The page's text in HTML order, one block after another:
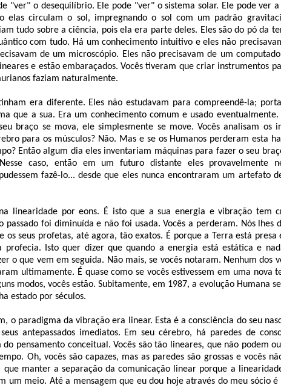
"ver" o desequilíbrio. Ele pode "ver" o sistema solar. Ele pode ver
elas circulam o sol, impregnando o sol com um padrão
tudo sobre a ciência, pois ela era parte deles. Eles são do pó da
com tudo. Há um conhecimento intuitivo e eles não
de um microscópio. Eles não precisavam de um
e estão embaraçados. Vocês tiveram que criar instrumentos
faziam naturalmente.
era diferente. Eles não estudavam para compreendê-la;
que a sua. Era um conhecimento comum e usado eventualmente.
braço se mova, ele simplesmente se move. Vocês analisam os
para os músculos? Não. Mas e se os Humanos perderam esta
Então algum dia eles inventariam máquinas para fazer o seu
caso, então em um futuro distante eles provavelmente
fazê-lo... desde que eles nunca encontraram um artefato
linearidade por eons. É isto que a sua energia e vibração tem
passado foi diminuída e não foi usada. Vocês a perderam. Nós lhes
os seus profetas, até agora, tão exatos. É porque a Terra está presa
Isto quer dizer que quando a energia está estática e
o que vem em seguida. Não mais, se vocês notaram. Nenhum dos
ultimamente. É quase como se vocês estivessem em uma nova
modos, vocês estão. Subitamente, em 1987, a evolução Humana
estado por séculos.
o paradigma da vibração era linear. Esta é a consciência do seu
antepassados imediatos. Em seu cérebro, há paredes de
do pensamento conceitual. Vocês são tão lineares, que não podem
Oh, vocês são capazes, mas as paredes são grossas e vocês
que manter a separação da comunicação linear porque a
um meio. Até a mensagem que eu dou hoje através do meu sócio é